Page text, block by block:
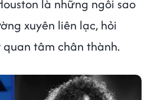
là những ngôi sao
xuyên liên lạc, hỏi
tâm chân thành.